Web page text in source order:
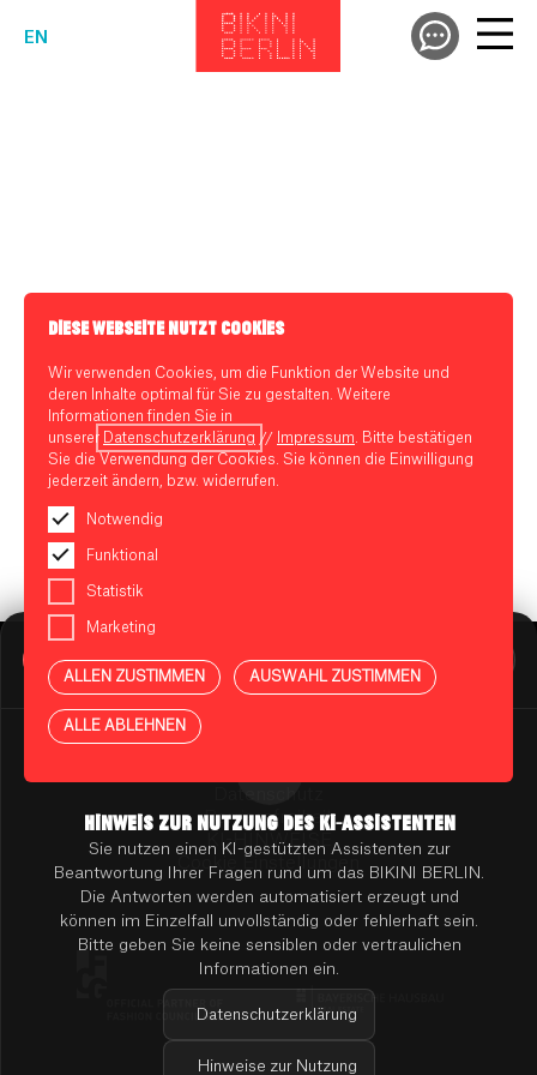
EN
BIKINI BERLIN Assistent
Online
HINWEIS ZUR NUTZUNG DES KI-ASSISTENTEN
Sie nutzen einen KI-gestützten Assistenten zur
Beantwortung Ihrer Fragen rund um das BIKINI BERLIN.
Die Antworten werden automatisiert erzeugt und
können im Einzelfall unvollständig oder fehlerhaft sein.
Bitte geben Sie keine sensiblen oder vertraulichen
Informationen ein.
Datenschutzerklärung
Hinweise zur Nutzung
DIESE WEBSEITE NUTZT COOKIES
Wir verwenden Cookies, um die Funktion der Website und
deren Inhalte optimal für Sie zu gestalten. Weitere
Informationen finden Sie in
unserer
Datenschutzerklärung // Impressum . Bitte bestätigen
Sie die Verwendung der Cookies. Sie können die Einwilligung
jederzeit ändern, bzw. widerrufen.
Notwendig
Funktional
Statistik
Marketing
ALLEN ZUSTIMMEN AUSWAHL ZUSTIMMEN
ALLE ABLEHNEN
Presse
Barrierefreiheit
KI-HINWEISE
Cookie Einstellungen